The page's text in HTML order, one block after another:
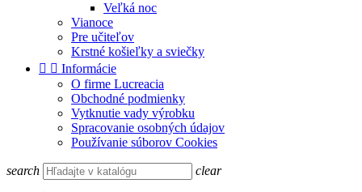
Veľká noc
Vianoce
Pre učiteľov
Krstné košieľky a sviečky
  Informácie
O firme Lucreacia
Obchodné podmienky
Vytknutie vady výrobku
Spracovanie osobných údajov
Používanie súborov Cookies
search clear